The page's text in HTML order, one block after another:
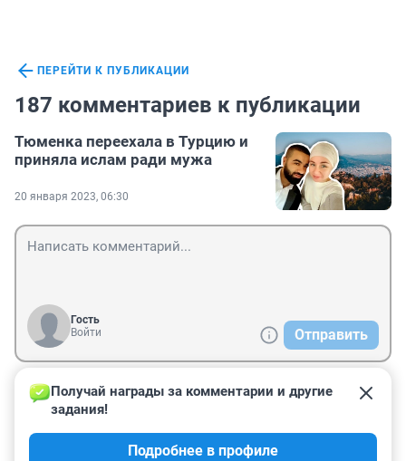
ПЕРЕЙТИ К ПУБЛИКАЦИИ
187 комментариев к публикации
Тюменка переехала в Турцию и
приняла ислам ради мужа
20 января 2023, 06:30
Гость
Войти
Отправить
Гость
24 января 2023, 08:37
Пусть будут счастливы! Люди, не будьте злыми, у
каждого своя судьба
Получай награды за комментарии и другие
задания!
Подробнее в профиле